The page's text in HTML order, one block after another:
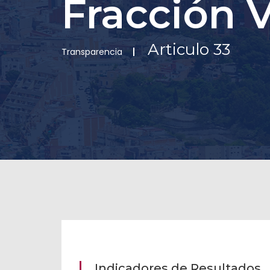
Fracción
Transparencia Articulo 33